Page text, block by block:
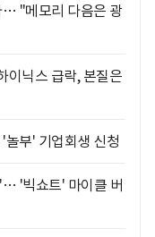
… "메모리 다음은 광
이닉스 급락, 본질은
놀부' 기업회생 신청
'빅쇼트' 마이클 버